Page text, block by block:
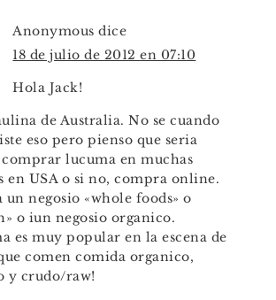
Anonymous dice
18 de julio de 2012 en 07:10
Hola Jack!
de Australia. No se cuando
eso pero pienso que seria
lucuma en muchas
en USA o si no, compra online.
un negosio «whole foods» o
o iun negosio organico.
es muy popular en la escena de
comen comida organico,
y crudo/raw!